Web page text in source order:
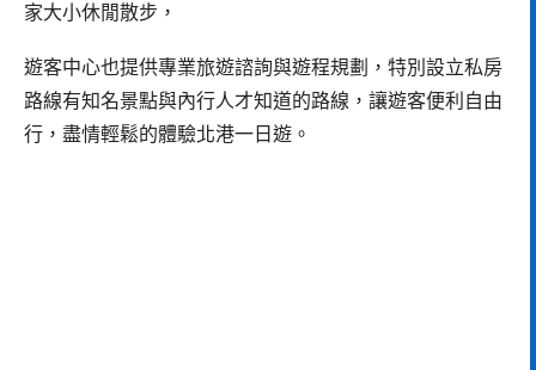
家大小休閒散步，
遊客中心也提供專業旅遊諮詢與遊程規劃，特別設立私房
路線有知名景點與內行人才知道的路線，讓遊客便利自由
行，盡情輕鬆的體驗北港一日遊。